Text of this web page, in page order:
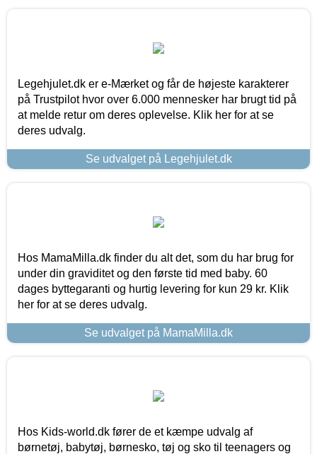
Legehjulet.dk er e-Mærket og får de højeste karakterer
på Trustpilot hvor over 6.000 mennesker har brugt tid på
at melde retur om deres oplevelse. Klik her for at se
deres udvalg.
Se udvalget på Legehjulet.dk
Hos MamaMilla.dk finder du alt det, som du har brug for
under din graviditet og den første tid med baby. 60
dages byttegaranti og hurtig levering for kun 29 kr. Klik
her for at se deres udvalg.
Se udvalget på MamaMilla.dk
Hos Kids-world.dk fører de et kæmpe udvalg af
børnetøj, babytøj, børnesko, tøj og sko til teenagers og